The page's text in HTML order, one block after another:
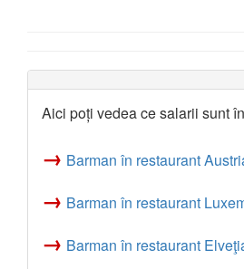
Aici poți vedea ce salarii sunt
→ Barman în restaurant
→ Barman în restaurant
→ Barman în restaurant